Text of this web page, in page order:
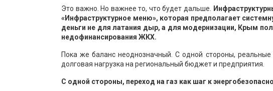
Это важно. Но важнее то, что будет дальше.
«Инфраструктурное меню», которая предполагает
деньги не для латания дыр, а для модернизации, Крым
недофинансирования ЖКХ.
Пока же баланс неоднозначный. С одной стороны,
долговая нагрузка на региональный бюджет и предприятия.
С одной стороны, переход на газ как шаг к